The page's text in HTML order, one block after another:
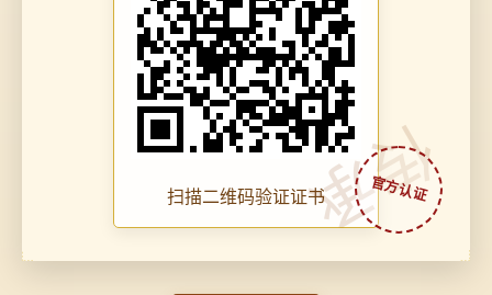
传承
扫描二维码验证证书